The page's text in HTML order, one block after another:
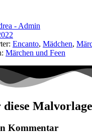
- Admin
Encanto, Mädchen,
Märchen und Feen
Kommentar